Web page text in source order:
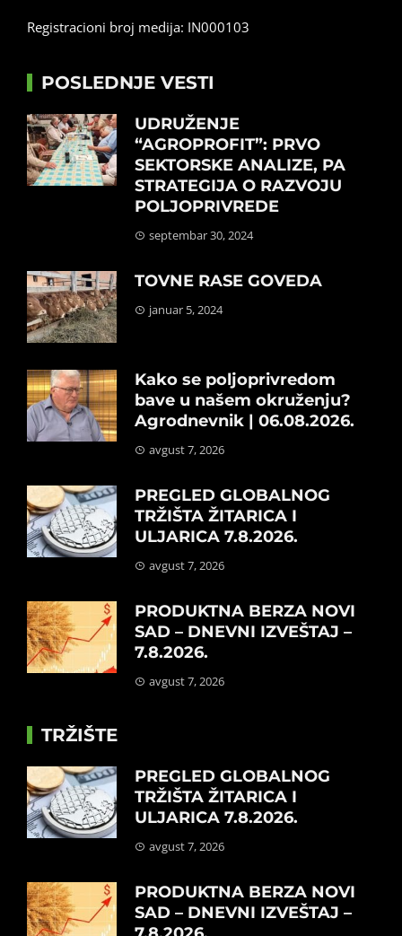
Registracioni broj medija: IN000103
POSLEDNJE VESTI
UDRUŽENJE
“AGROPROFIT”: PRVO
SEKTORSKE ANALIZE, PA
STRATEGIJA O RAZVOJU
POLJOPRIVREDE
septembar 30, 2024
TOVNE RASE GOVEDA
januar 5, 2024
Kako se poljoprivredom
bave u našem okruženju?
Agrodnevnik | 06.08.2026.
avgust 7, 2026
PREGLED GLOBALNOG
TRŽIŠTA ŽITARICA I
ULJARICA 7.8.2026.
avgust 7, 2026
PRODUKTNA BERZA NOVI
SAD – DNEVNI IZVEŠTAJ –
7.8.2026.
avgust 7, 2026
TRŽIŠTE
PREGLED GLOBALNOG
TRŽIŠTA ŽITARICA I
ULJARICA 7.8.2026.
avgust 7, 2026
PRODUKTNA BERZA NOVI
SAD – DNEVNI IZVEŠTAJ –